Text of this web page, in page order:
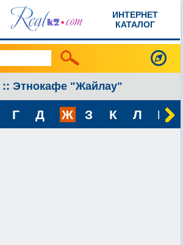
ИНТЕРНЕТ
КАТАЛОГ
:: Этнокафе "Жайлау"
Г Д Ж З К Л М